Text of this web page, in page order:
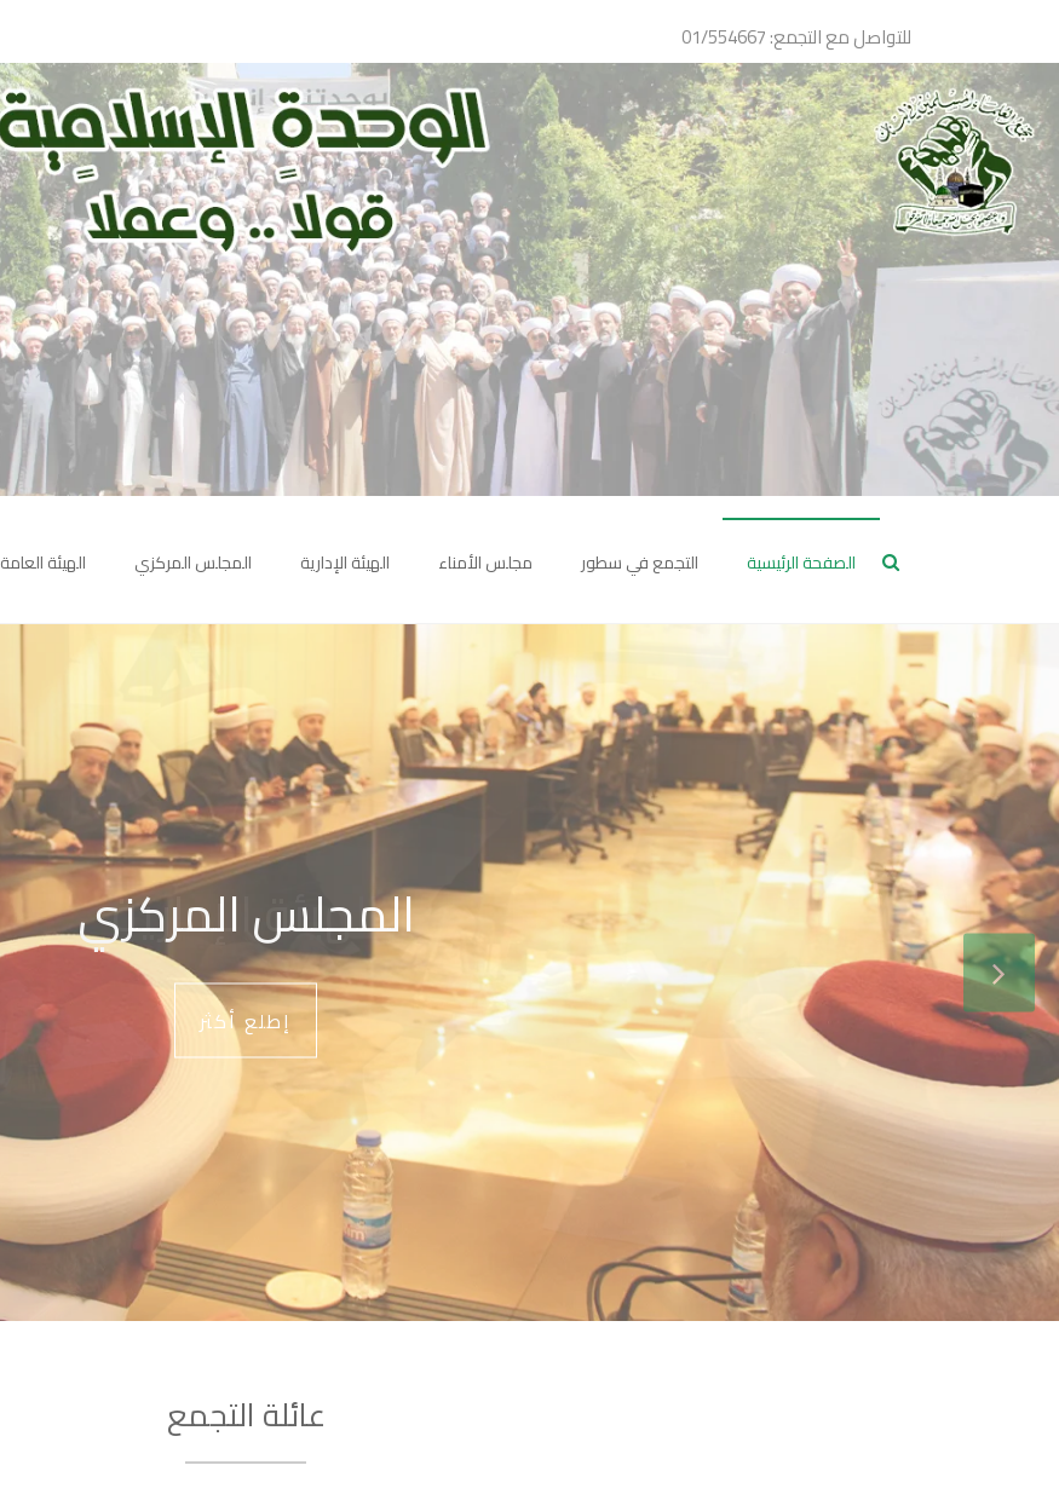
content
للتواصل مع التجمع: 01/554667
تجمع
العلماء
المسلمين
في
لبنان
الصفحة الرئيسية التجمع في سطور مجلس الأمناء الهيئة الإدارية المجلس المركزي الهيئة العامة
المجلس المركزي
إطلع أكثر
عائلة التجمع